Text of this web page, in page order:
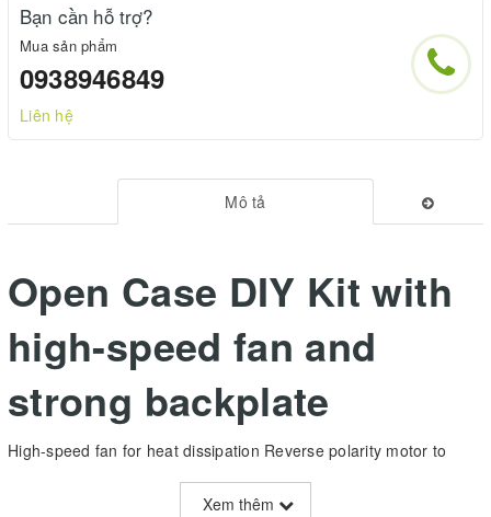
Bạn cần hỗ trợ?
Mua sản phẩm
0938946849
Liên hệ
Mô tả
Open Case DIY Kit with
high-speed fan and
strong backplate
High-speed fan for heat dissipation Reverse polarity motor to
testing in an open environmentXem thêm